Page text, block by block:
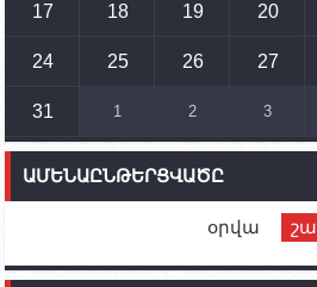
14:54 02.10.2023
տեղակայված հայկական
ունեն. կիպրոսցի
Ֆրանսիայի ԱԳ
17 18 19 20
24 25 26 27
31 1 2 3
ԱՄԵՆԱԸՆԹԵՐՑՎԱԾԸ
օրվա